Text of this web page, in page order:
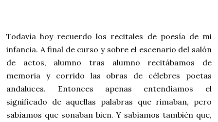
Todavía hoy recuerdo los recitales de poesía de mi
infancia. A final de curso y sobre el escenario del salón
de actos, alumno tras alumno recitábamos de
memoria y corrido las obras de célebres poetas
andaluces. Entonces apenas entendíamos el
significado de aquellas palabras que rimaban, pero
sabíamos que sonaban bien. Y sabíamos también que,